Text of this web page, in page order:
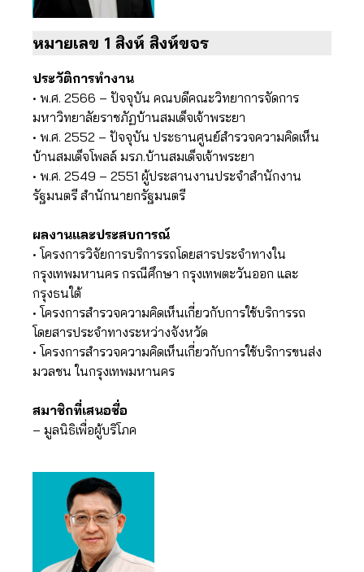
หมายเลข 1 สิงห์​ สิงห์ขจร
ประวัติการทำงาน
• พ.ศ. 2566 – ปัจจุบัน คณบดีคณะวิทยาการจัดการ
มหาวิทยาลัยราชภัฏบ้านสมเด็จเจ้าพระยา
• พ.ศ. 2552 – ปัจจุบัน ประธานศูนย์สำรวจความคิดเห็น
บ้านสมเด็จโพลล์ มรภ.บ้านสมเด็จเจ้าพระยา
• พ.ศ. 2549 – 2551 ผู้ประสานงานประจำสำนักงาน
รัฐมนตรี สำนักนายกรัฐมนตรี
ผลงานและประสบการณ์
• โครงการวิจัยการบริการรถโดยสารประจำทางใน
กรุงเทพมหานคร กรณีศึกษา กรุงเทพตะวันออก และ
กรุงธนใต้
• โครงการสำรวจความคิดเห็นเกี่ยวกับการใช้บริการรถ
โดยสารประจำทางระหว่างจังหวัด
• โครงการสำรวจความคิดเห็นเกี่ยวกับการใช้บริการขนส่ง
มวลชน ในกรุงเทพมหานคร
สมาชิกที่เสนอชื่อ
– มูลนิธิเพื่อผู้บริโภค